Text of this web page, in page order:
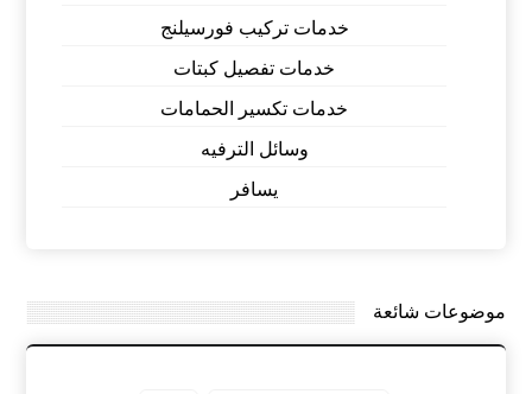
خدمات تركيب فورسيلنج
خدمات تفصيل كبتات
خدمات تكسير الحمامات
وسائل الترفيه
يسافر
موضوعات شائعة